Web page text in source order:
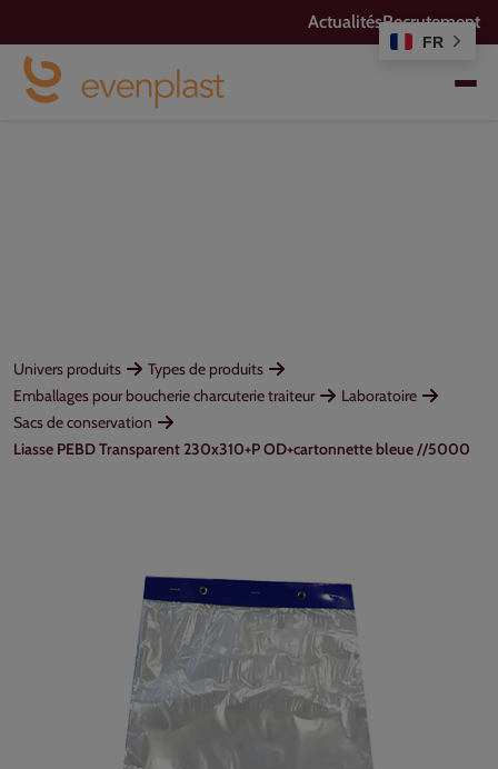
FR
ActualitésRecrutement
Univers produits
Types de produits
Emballages pour boucherie charcuterie traiteur
Laboratoire
Sacs de conservation
Liasse PEBD Transparent 230x310+P OD+cartonnette bleue //5000